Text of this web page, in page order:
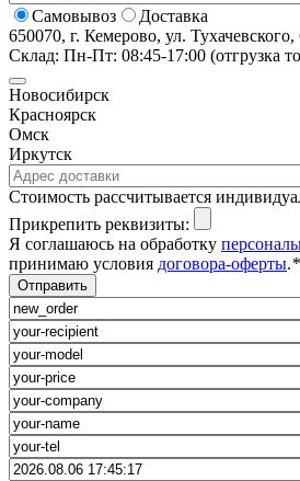
Самовывоз
Доставка
650070, г. Кемерово, ул.
Склад: Пн-Пт: 08:45-17:00 (отгрузка
Новосибирск
Красноярск
Омск
Иркутск
Cтоимость рассчитывается
Прикрепить реквизиты:
Я соглашаюсь на обработку
принимаю условия договора-оферты.*